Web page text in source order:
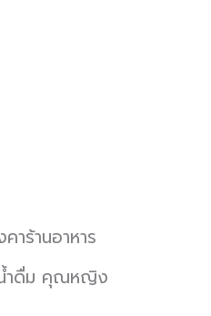
าร้านอาหาร
ำดื่ม คุณหญิง